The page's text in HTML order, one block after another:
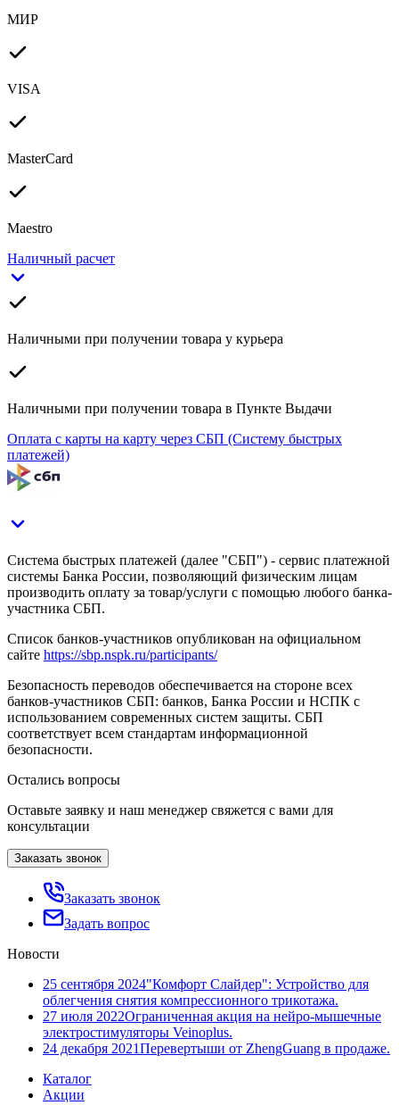
МИР
VISA
MasterCard
Maestro
Наличный расчет
Наличными при получении товара у курьера
Наличными при получении товара в Пункте Выдачи
Оплата с карты на карту через СБП (Систему быстрых
платежей)
Система быстрых платежей (далее "СБП") - сервис платежной
системы Банка России, позволяющий физическим лицам
производить оплату за товар/услуги с помощью любого банка-
участника СБП.
Список банков-участников опубликован на официальном
сайте https://sbp.nspk.ru/participants/
Безопасность переводов обеспечивается на стороне всех
банков-участников СБП: банков, Банка России и НСПК с
использованием современных систем защиты. СБП
соответствует всем стандартам информационной
безопасности.
Остались вопросы
Оставьте заявку и наш менеджер свяжется с вами для
консультации
Заказать звонок
Заказать звонок
Задать вопрос
Новости
25 сентября 2024"Комфорт Слайдер": Устройство для
облегчения снятия компрессионного трикотажа.
27 июля 2022Ограниченная акция на нейро-мышечные
электростимуляторы Veinoplus.
24 декабря 2021Перевертыши от ZhengGuang в продаже.
Каталог
Акции